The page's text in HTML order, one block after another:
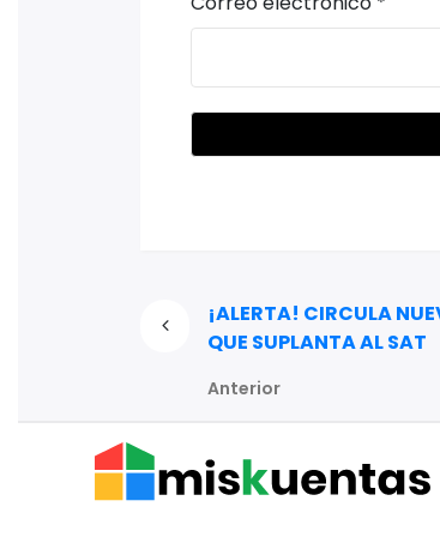
¡ALERTA! CIRCULA
QUE SUPLANTA AL SAT
Anterior